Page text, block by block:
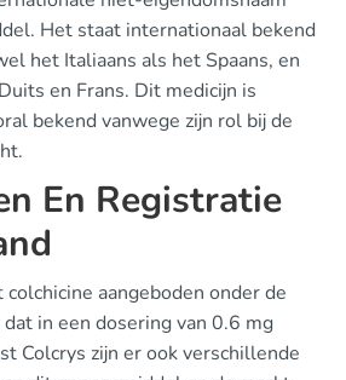
Het staat internationaal bekend
het Italiaans als het Spaans, en
en Frans. Dit medicijn is
bekend vanwege zijn rol bij de
En Registratie
aangeboden onder de
in een dosering van 0.6 mg
Colcrys zijn er ook verschillende